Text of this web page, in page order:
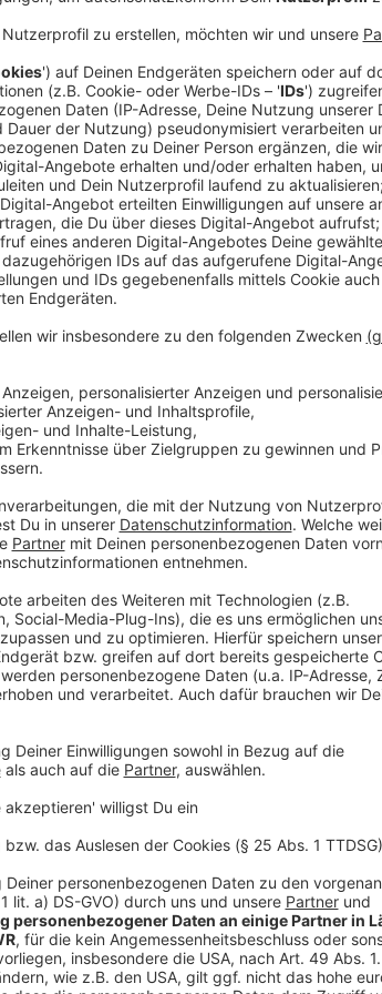
Defekte Tür sorgt für anhaltende
Anzeige
Das Fahrradparkhaus am Opladener
berichtet die wupsi auf RL-Nachfrage am 25.
eine defekte Tür. Wie lange das Parkhaus noch
Auch vor der Schließung hatte das Parkhaus
Leverkusener Politik. Die knapp 400
uns mitgeteilt hat, seien die Buchungszahlen
Anzeige
So soll es weitergehen
Anzeige
Um nach der Reparatur weitere Nutzer
Schnupperangebote oder Besichtigungstermine
einfach.Hier gibt es eine Anleitung für euch.Und
nochmehr Infos sowie ein Anleitungsvideo.
In ein paar Jahren soll Leverkusen außerdem
zwar am Bahnhof Mitte in Wiesdorf. Die
Anzeige
Mehr Meldungen aus Leverkusen
Anzeige